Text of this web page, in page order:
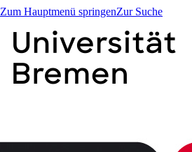
Zum Hauptmenü springenZur Suche